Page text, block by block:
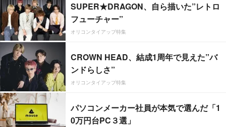
SUPER★DRAGON、自ら描いた”レトロ
フューチャー”
オリコンタイアップ特集
CROWN HEAD、結成1周年で見えた”バ
ンドらしさ”
オリコンタイアップ特集
パソコンメーカー社員が本気で選んだ「1
0万円台PC３選」